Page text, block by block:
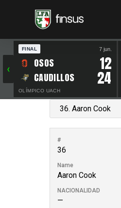
‹
FINAL 7 jun.
OSOS 12
CAUDILLOS 24
OLÍMPICO UACH
#
36
Name
Aaron Cook
NACIONALIDAD
—